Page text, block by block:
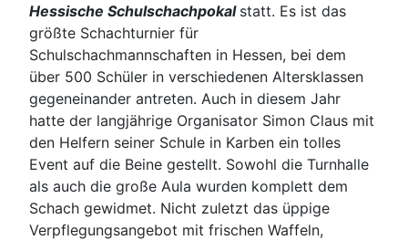
Hessische Schulschachpokal statt. Es ist das
größte Schachturnier für
Schulschachmannschaften in Hessen, bei dem
über 500 Schüler in verschiedenen Altersklassen
gegeneinander antreten. Auch in diesem Jahr
hatte der langjährige Organisator Simon Claus mit
den Helfern seiner Schule in Karben ein tolles
Event auf die Beine gestellt. Sowohl die Turnhalle
als auch die große Aula wurden komplett dem
Schach gewidmet. Nicht zuletzt das üppige
Verpflegungsangebot mit frischen Waffeln,